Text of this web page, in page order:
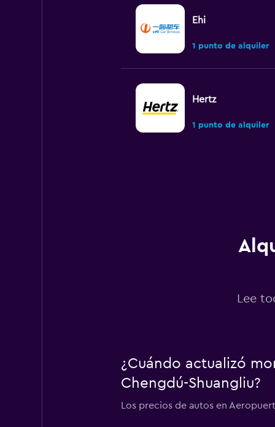
Ehi
1 punto de alquiler
Hertz
1 punto de alquiler
Lee
¿Cuándo actualizó
Chengdú-Shuangliu?
Los precios de autos en